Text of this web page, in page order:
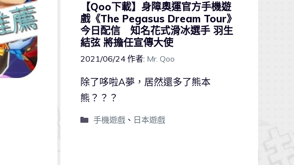
【Qoo下載】身障奧運官方手機遊
戲《The Pegasus Dream Tour》
今日配信 知名花式滑冰選手 羽生
結弦 將擔任宣傳大使
2021/06/24 作者: Mr. Qoo
除了哆啦A夢，居然還多了熊本
熊？？？
手機遊戲、 日本遊戲